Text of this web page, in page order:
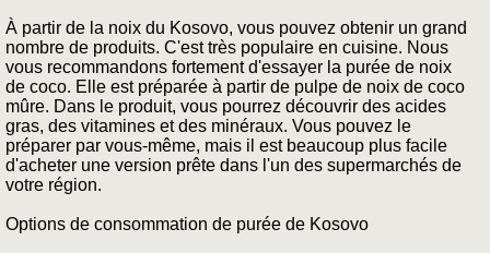
À partir de la noix du Kosovo, vous pouvez obtenir un grand
nombre de produits. C'est très populaire en cuisine. Nous
vous recommandons fortement d'essayer la purée de noix
de coco. Elle est préparée à partir de pulpe de noix de coco
mûre. Dans le produit, vous pourrez découvrir des acides
gras, des vitamines et des minéraux. Vous pouvez le
préparer par vous-même, mais il est beaucoup plus facile
d'acheter une version prête dans l'un des supermarchés de
votre région.
Options de consommation de purée de Kosovo